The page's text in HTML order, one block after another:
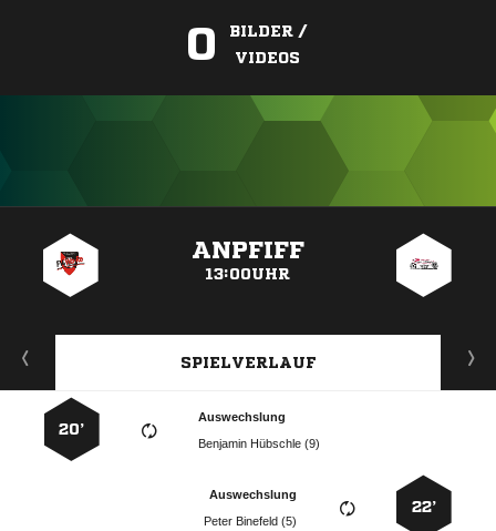
0
BILDER /
VIDEOS
ANPFIFF
13:00UHR
SPIELVERLAUF
Auswechslung
  
20’
22’
Auswechslung
  